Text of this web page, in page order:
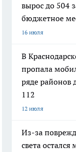
вырос до 504
бюджетное
16 июля
В
пропала
ряде районов
112
12 июля
Из-за
света